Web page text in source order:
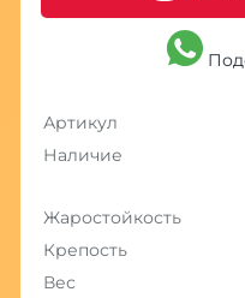
Артикул
Наличие
Жаростойкость
Крепость
Вес